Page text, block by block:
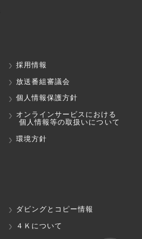
採用情報
放送番組審議会
個人情報保護方針
オンラインサービスにおける
個人情報等の取扱いについて
環境方針
ダビングとコピー情報
４Ｋについて